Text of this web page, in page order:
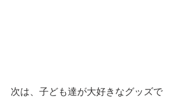
次は、子ども達が大好きなグッズで